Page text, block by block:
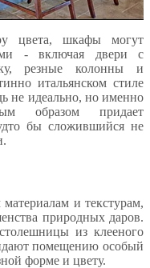
цвета, шкафы могут
- включая двери с
резные колонны и
итальянском стиле
не идеально, но именно
образом придает
бы сложившийся не
и текстурам,
природных даров.
из клееного
помещению особый
форме и цвету.